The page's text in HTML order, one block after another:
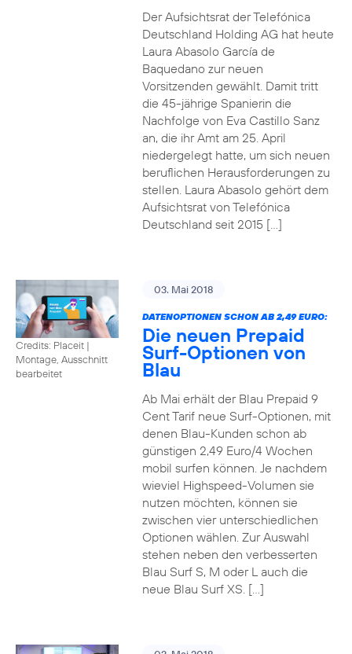
Der Aufsichtsrat der Telefónica
Deutschland Holding AG hat heute
Laura Abasolo García de
Baquedano zur neuen
Vorsitzenden gewählt. Damit tritt
die 45-jährige Spanierin die
Nachfolge von Eva Castillo Sanz
an, die ihr Amt am 25. April
niedergelegt hatte, um sich neuen
beruflichen Herausforderungen zu
stellen. Laura Abasolo gehört dem
Aufsichtsrat von Telefónica
Deutschland seit 2015 […]
Credits: Placeit |
Montage, Ausschnitt
bearbeitet
03. Mai 2018
DATENOPTIONEN SCHON AB 2,49 EURO:
Die neuen Prepaid
Surf-Optionen von
Blau
Ab Mai erhält der Blau Prepaid 9
Cent Tarif neue Surf-Optionen, mit
denen Blau-Kunden schon ab
günstigen 2,49 Euro/4 Wochen
mobil surfen können. Je nachdem
wieviel Highspeed-Volumen sie
nutzen möchten, können sie
zwischen vier unterschiedlichen
Optionen wählen. Zur Auswahl
stehen neben den verbesserten
Blau Surf S, M oder L auch die
neue Blau Surf XS. […]